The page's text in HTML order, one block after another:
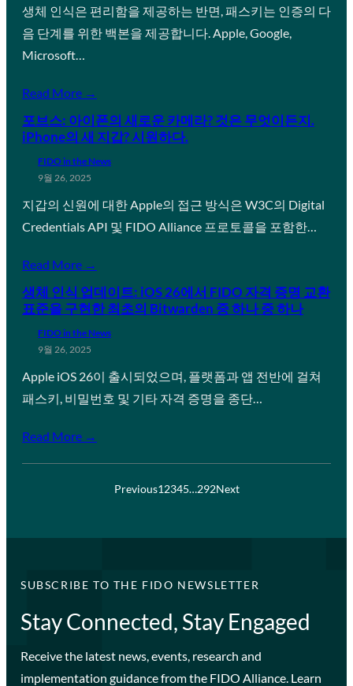
생체 인식은 편리함을 제공하는 반면, 패스키는 인증의 다
음 단계를 위한 백본을 제공합니다. Apple, Google,
Microsoft…
Read More →
포브스: 아이폰의 새로운 카메라? 것은 무엇이든지.
iPhone의 새 지갑? 시원하다.
FIDO in the News
9월 26, 2025
지갑의 신원에 대한 Apple의 접근 방식은 W3C의 Digital
Credentials API 및 FIDO Alliance 프로토콜을 포함한…
Read More →
생체 인식 업데이트: iOS 26에서 FIDO 자격 증명 교환
표준을 구현한 최초의 Bitwarden 중 하나 중 하나
FIDO in the News
9월 26, 2025
Apple iOS 26이 출시되었으며, 플랫폼과 앱 전반에 걸쳐
패스키, 비밀번호 및 기타 자격 증명을 종단…
Read More →
Previous12345…292Next
SUBSCRIBE TO THE FIDO NEWSLETTER
Stay Connected, Stay Engaged
Receive the latest news, events, research and
implementation guidance from the FIDO Alliance. Learn